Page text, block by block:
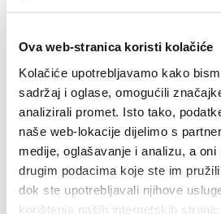
Ova web-stranica koristi kolačiće
Kolačiće upotrebljavamo kako
sadržaj i oglase, omogućili
analizirali promet. Isto tako,
naše web-lokacije dijelimo s
medije, oglašavanje i analizu, a
drugim podacima koje ste im
dok ste upotrebljavali njihove
korištenja naših internetskih
Multimedia
Tourist office
Safe in Dalmatia
Villa Nika, Kamberovo šetalište 30
21216 Kaštel Stari, Hrvatska
+385 21 227
info@kastela-